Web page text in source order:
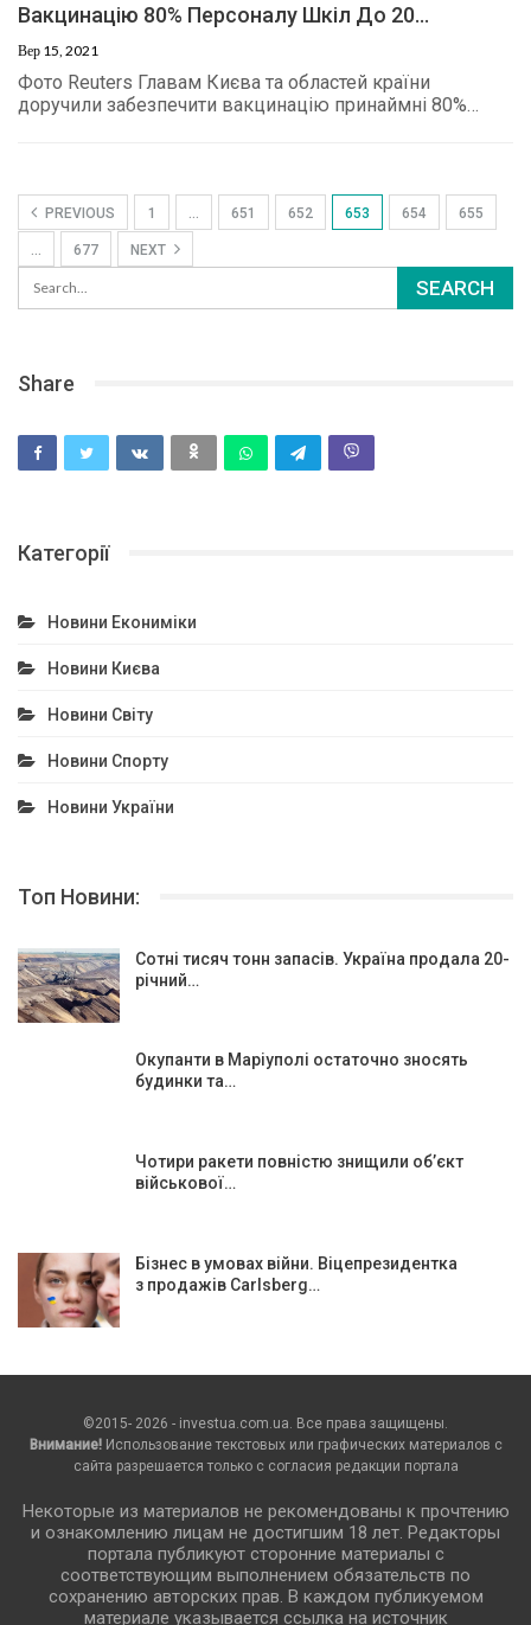
Вакцинацію 80% Персоналу Шкіл До 20…
Вер 15, 2021
Фото Reuters Главам Києва та областей країни
доручили забезпечити вакцинацію принаймні 80%…
PREVIOUS 1 651 652 653 654 655
677 NEXT
Share
Категорії
Новини Екониміки
Новини Києва
Новини Світу
Новини Спорту
Новини України
Топ Новини:
Сотні тисяч тонн запасів. Україна продала 20-
річний…
Окупанти в Маріуполі остаточно зносять
будинки та…
Чотири ракети повністю знищили об’єкт
військової…
Бізнес в умовах війни. Віцепрезидентка
з продажів Carlsberg…
©2015- 2026 - investua.com.ua. Все права защищены.
Внимание!Использование текстовых или графических материалов с
сайта разрешается только c согласия редакции портала
Некоторые из материалов не рекомендованы к прочтению
и ознакомлению лицам не достигшим 18 лет. Редакторы
портала публикуют сторонние материалы с
соответствующим выполнением обязательств по
сохранению авторских прав. В каждом публикуемом
материале указывается ссылка на источник